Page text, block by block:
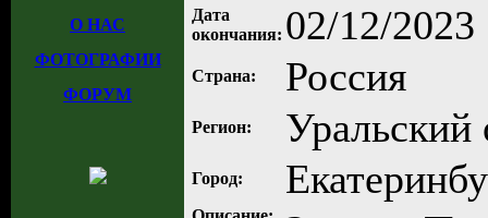
О НАС
ФОТОГРАФИИ
ФОРУМ
Дата
окончания: 02/12/2023
Страна: Россия
Регион: Уральский
Город: